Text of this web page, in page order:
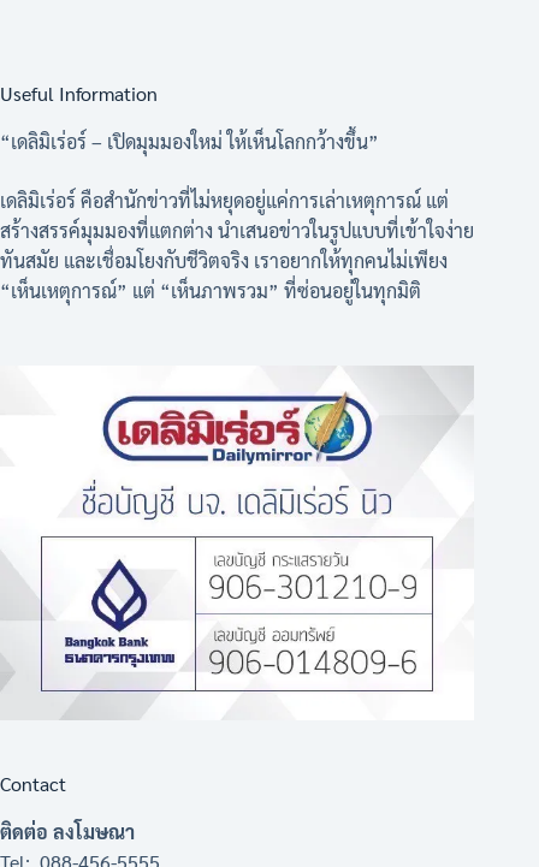
Useful Information
“เดลิมิเร่อร์ – เปิดมุมมองใหม่ ให้เห็นโลกกว้างขึ้น”
เดลิมิเร่อร์ คือสำนักข่าวที่ไม่หยุดอยู่แค่การเล่าเหตุการณ์ แต่
สร้างสรรค์มุมมองที่แตกต่าง นำเสนอข่าวในรูปแบบที่เข้าใจง่าย
ทันสมัย และเชื่อมโยงกับชีวิตจริง เราอยากให้ทุกคนไม่เพียง
“เห็นเหตุการณ์” แต่ “เห็นภาพรวม” ที่ซ่อนอยู่ในทุกมิติ
Contact
ติดต่อ ลงโมษณา
Tel: 088-456-5555